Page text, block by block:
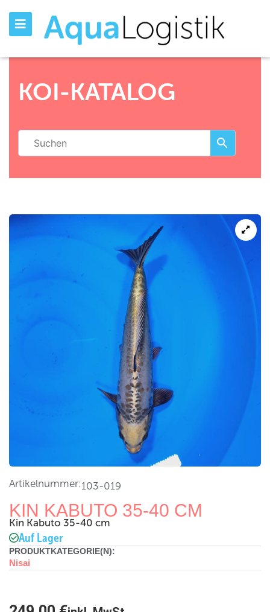
KOI-KATALOG
Artikelnummer:103-019
KIN KABUTO 35-40 CM
Kin Kabuto 35-40 cm
Auf Lager
PRODUKTKATEGORIE(N):
Nisai